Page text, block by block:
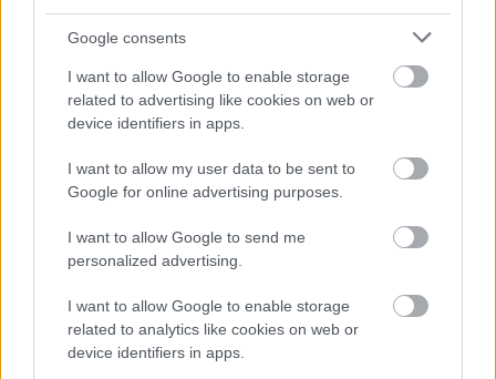
Google consents
I want to allow Google to enable storage
related to advertising like cookies on web or
device identifiers in apps.
I want to allow my user data to be sent to
Google for online advertising purposes.
I want to allow Google to send me
personalized advertising.
I want to allow Google to enable storage
related to analytics like cookies on web or
device identifiers in apps.
Messziről jött séf, azt főz, amit akar
világevő•2022. február 12.
Szép csendesen átvette a Costes-csoport szakmai
irányítását, a végleg Portugáliába távozó Miguel